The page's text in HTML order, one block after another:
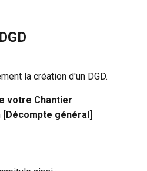
la création d'un DGD.
votre Chantier
[Décompte général]